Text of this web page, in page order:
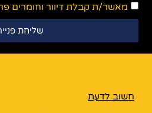
מאשר/ת קבלת דיוור וחומרים
שליחת
חשוב לדעת